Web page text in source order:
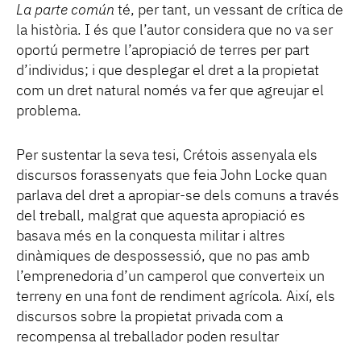
La parte común té, per tant, un vessant de crítica de
la història. I és que l’autor considera que no va ser
oportú permetre l’apropiació de terres per part
d’individus; i que desplegar el dret a la propietat
com un dret natural només va fer que agreujar el
problema.
Per sustentar la seva tesi, Crétois assenyala els
discursos forassenyats que feia John Locke quan
parlava del dret a apropiar-se dels comuns a través
del treball, malgrat que aquesta apropiació es
basava més en la conquesta militar i altres
dinàmiques de despossessió, que no pas amb
l’emprenedoria d’un camperol que converteix un
terreny en una font de rendiment agrícola. Així, els
discursos sobre la propietat privada com a
recompensa al treballador poden resultar